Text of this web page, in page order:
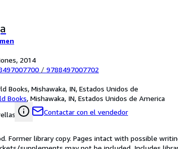
2014
/ 9788497007702
Books, Mishawaka, IN, Estados Unidos de
Books, Mishawaka, IN, Estados Unidos de America
Contactar con el vendedor
Former library copy. Pages intact with possible